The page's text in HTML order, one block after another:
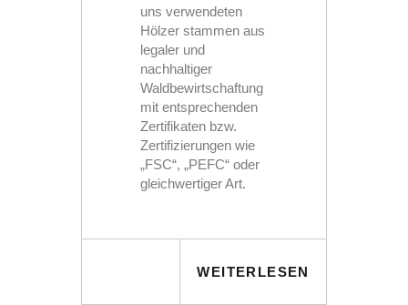
uns verwendeten
Hölzer stammen aus
legaler und
nachhaltiger
Waldbewirtschaftung
mit entsprechenden
Zertifikaten bzw.
Zertifizierungen wie
„FSC“, „PEFC“ oder
gleichwertiger Art.
WEITERLESEN